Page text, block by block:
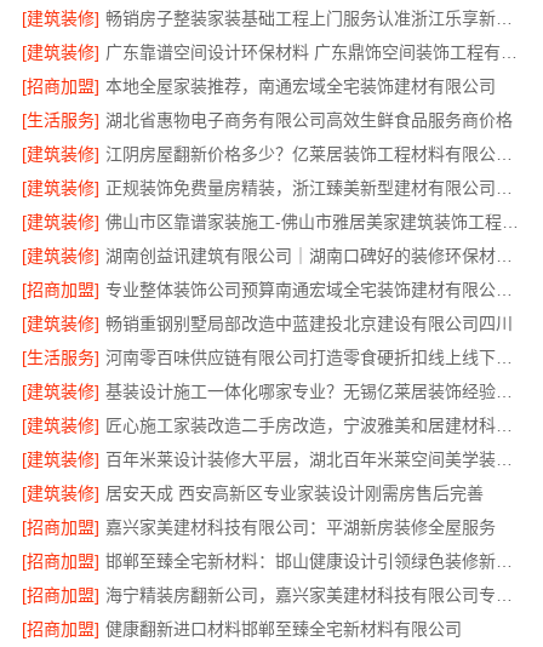
[建筑装修]
畅销房子整装家装基础工程上门服务认准浙江乐享新材料有限公司
[建筑装修]
[招商加盟] 本地全屋家装推荐，南通宏域全宅装饰建材有限公司
[生活服务] 湖北省惠物电子商务有限公司高效生鲜食品服务商价格
[建筑装修]
江阴房屋翻新价格多少？亿莱居装饰工程材料有限公司全流程品控
[建筑装修]
[建筑装修]
佛山市区靠谱家装施工-佛山市雅居美家建筑装饰工程有限公司
[建筑装修]
湖南创益讯建筑有限公司｜湖南口碑好的装修环保材料推荐
[招商加盟]
专业整体装饰公司预算南通宏域全宅装饰建材有限公司核算
[建筑装修] 畅销重钢别墅局部改造中蓝建投北京建设有限公司四川
[生活服务]
河南零百味供应链有限公司打造零食硬折扣线上线下联动
[建筑装修]
基装设计施工一体化哪家专业？无锡亿莱居装饰经验丰富
[建筑装修]
匠心施工家装改造二手房改造，宁波雅美和居建材科技有限公司
[建筑装修]
百年米莱设计装修大平层，湖北百年米莱空间美学装饰材料有限公司匠心打造
[建筑装修] 居安天成 西安高新区专业家装设计刚需房售后完善
[招商加盟] 嘉兴家美建材科技有限公司：平湖新房装修全屋服务
[招商加盟]
邯郸至臻全宅新材料：邯山健康设计引领绿色装修新风尚
[招商加盟]
[招商加盟] 健康翻新进口材料邯郸至臻全宅新材料有限公司